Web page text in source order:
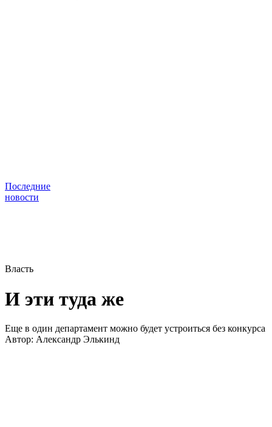
Последние
новости
Власть
И эти туда же
Еще в один департамент можно будет устроиться без конкурса
Автор: Александр Элькинд